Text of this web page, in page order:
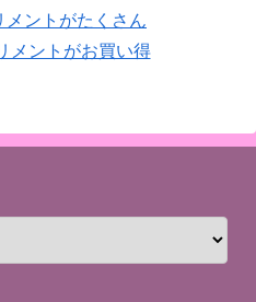
ントがたくさん
ントがお買い得